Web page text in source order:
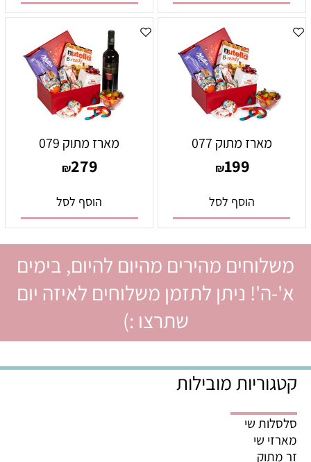
מארז מתוק 077
₪199
הוסף לסל
מארז מתוק 079
₪279
הוסף לסל
משלוחים מהירים מהיום להיום, בימים
א'-ה'! ניתן לתזמן משלוחים לאיזה יום
שתרצו :)
קטגוריות מובילות
סלסלות שי
מארזי שי
זר מתוק